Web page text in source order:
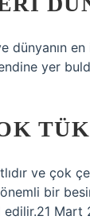
dünyanın
yer
ve çok
bir